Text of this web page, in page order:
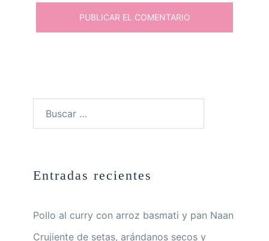
Entradas recientes
Pollo al curry con arroz basmati y pan Naan
Crujiente de setas, arándanos secos y